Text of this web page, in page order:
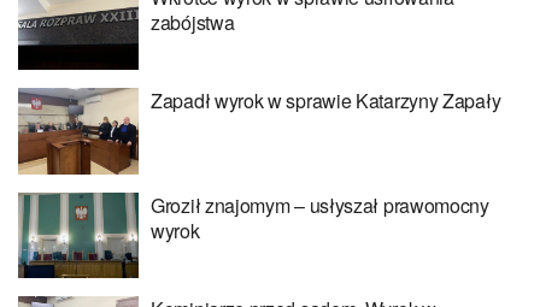
zabójstwa
Zapadł wyrok w sprawie Katarzyny Zapały
Groził znajomym – usłyszał prawomocny
wyrok